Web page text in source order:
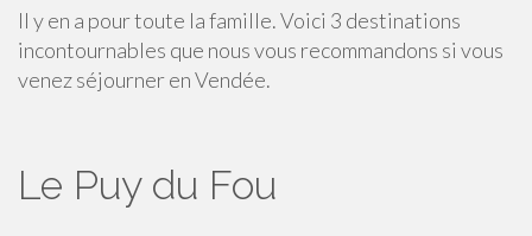
Il y en a pour toute la famille. Voici 3 destinations
incontournables que nous vous recommandons si vous
venez séjourner en Vendée.
Le Puy du Fou